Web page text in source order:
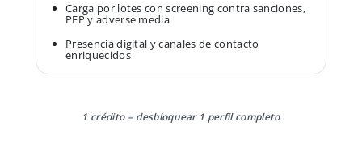
Carga por lotes con screening contra sanciones,
PEP y adverse media
Presencia digital y canales de contacto
enriquecidos
1 crédito = desbloquear 1 perfil completo